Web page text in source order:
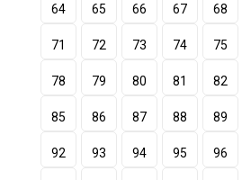
64 65 66 67 68
71 72 73 74 75
78 79 80 81 82
85 86 87 88 89
92 93 94 95 96